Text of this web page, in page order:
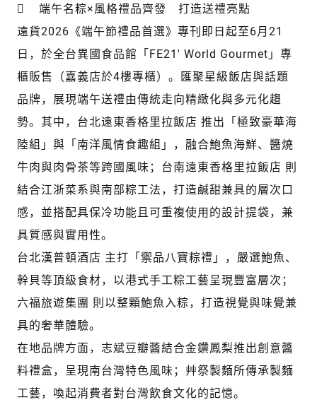
 端午名粽×風格禮品齊發 打造送禮亮點
遠貨2026《端午節禮品首選》專刊即日起至6月21
日，於全台異國食品館「FE21' World Gourmet」專
櫃販售（嘉義店於4樓專櫃）。匯聚星級飯店與話題
品牌，展現端午送禮由傳統走向精緻化與多元化趨
勢。其中，台北遠東香格里拉飯店 推出「極致豪華海
陸組」與「南洋風情食趣組」，融合鮑魚海鮮、醬燒
牛肉與肉骨茶等跨國風味；台南遠東香格里拉飯店 則
結合江浙菜系與南部粽工法，打造鹹甜兼具的層次口
感，並搭配具保冷功能且可重複使用的設計提袋，兼
具質感與實用性。
台北漢普頓酒店 主打「禦品八寶粽禮」，嚴選鮑魚、
幹貝等頂級食材，以港式手工粽工藝呈現豐富層次；
六福旅遊集團 則以整顆鮑魚入粽，打造視覺與味覺兼
具的奢華體驗。
在地品牌方面，志斌豆瓣醬結合金鑽鳳梨推出創意醬
料禮盒，呈現南台灣特色風味；艸祭製麵所傳承製麵
工藝，喚起消費者對台灣飲食文化的記憶。